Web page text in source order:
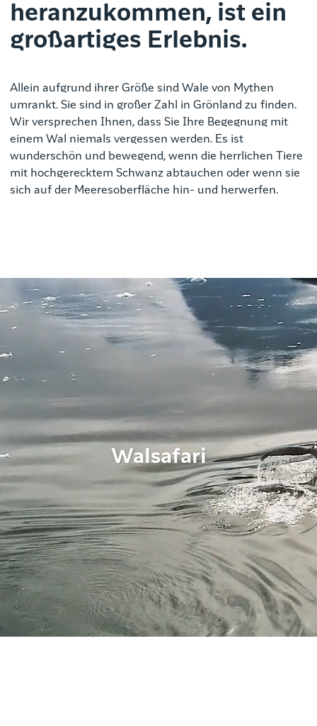
heranzukommen, ist ein
großartiges Erlebnis.
Allein aufgrund ihrer Größe sind Wale von Mythen
umrankt. Sie sind in großer Zahl in Grönland zu finden.
Wir versprechen Ihnen, dass Sie Ihre Begegnung mit
einem Wal niemals vergessen werden. Es ist
wunderschön und bewegend, wenn die herrlichen Tiere
mit hochgerecktem Schwanz abtauchen oder wenn sie
sich auf der Meeresoberfläche hin- und herwerfen.
Walsafari